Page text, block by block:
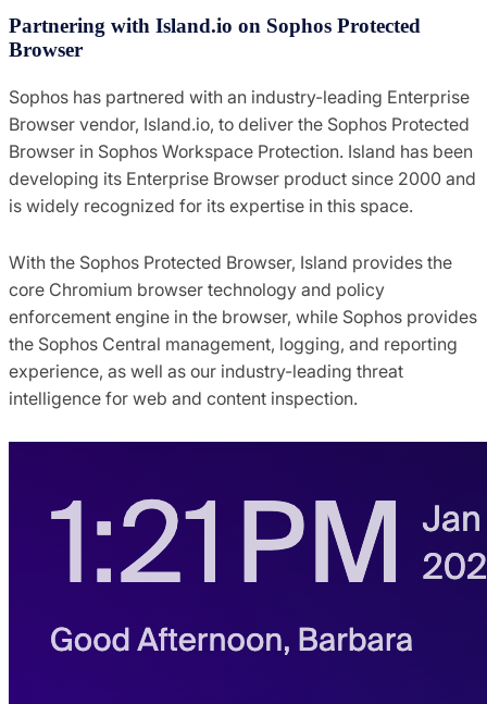
Partnering with Island.io on Sophos Protected
Browser
Sophos has partnered with an industry-leading Enterprise
Browser vendor, Island.io, to deliver the Sophos Protected
Browser in Sophos Workspace Protection. Island has been
developing its Enterprise Browser product since 2000 and
is widely recognized for its expertise in this space.
With the Sophos Protected Browser, Island provides the
core Chromium browser technology and policy
enforcement engine in the browser, while Sophos provides
the Sophos Central management, logging, and reporting
experience, as well as our industry-leading threat
intelligence for web and content inspection.